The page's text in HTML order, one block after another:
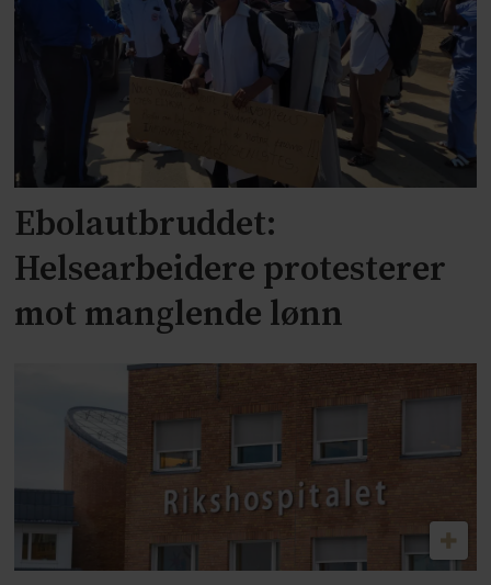
Ebolautbruddet:
Helsearbeidere protesterer
mot manglende lønn